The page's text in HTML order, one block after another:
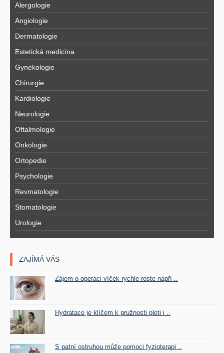
Alergologie
Angiologie
Dermatologie
Estetická medicína
Gynekologie
Chirurgie
Kardiologie
Neurologie
Oftalmologie
Onkologie
Ortopedie
Psychologie
Revmatologie
Stomatologie
Urologie
ZAJÍMÁ VÁS
Zájem o operaci víček rychle roste napří ..
Hydratace je klíčem k pružnosti pleti i ..
S patní ostruhou může pomoci fyzioterapi ..